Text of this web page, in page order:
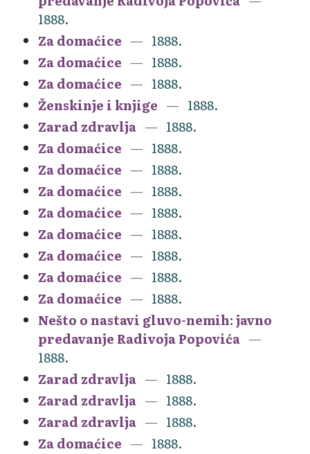
1888.
Za domaćice
1888.
Za domaćice
1888.
Za domaćice
1888.
Ženskinje i knjige
1888.
Zarad zdravlja
1888.
Za domaćice
1888.
Za domaćice
1888.
Za domaćice
1888.
Za domaćice
1888.
Za domaćice
1888.
Za domaćice
1888.
Za domaćice
1888.
Za domaćice
1888.
Nešto o nastavi gluvo-nemih: javno
predavanje Radivoja Popovića
1888.
Zarad zdravlja
1888.
Zarad zdravlja
1888.
Zarad zdravlja
1888.
Za domaćice
1888.